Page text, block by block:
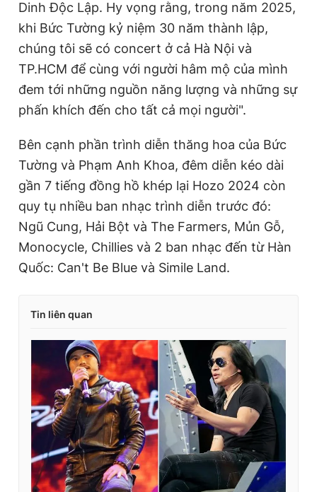
Dinh Độc Lập. Hy vọng rằng, trong năm 2025,
khi Bức Tường kỷ niệm 30 năm thành lập,
chúng tôi sẽ có concert ở cả Hà Nội và
TP.HCM để cùng với người hâm mộ của mình
đem tới những nguồn năng lượng và những sự
phấn khích đến cho tất cả mọi người".
Bên cạnh phần trình diễn thăng hoa của Bức
Tường và Phạm Anh Khoa, đêm diễn kéo dài
gần 7 tiếng đồng hồ khép lại Hozo 2024 còn
quy tụ nhiều ban nhạc trình diễn trước đó:
Ngũ Cung, Hải Bột và The Farmers, Mủn Gỗ,
Monocycle, Chillies và 2 ban nhạc đến từ Hàn
Quốc: Can't Be Blue và Simile Land.
Tin liên quan